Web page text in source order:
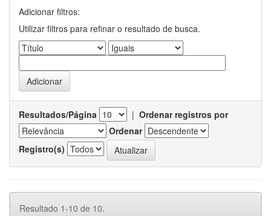
Adicionar filtros:
Utilizar filtros para refinar o resultado de busca.
Resultados/Página | Ordenar registros por
Ordenar
Registro(s)
Resultado 1-10 de 10.